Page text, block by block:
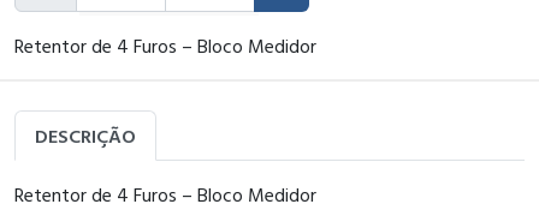
Retentor de 4 Furos – Bloco Medidor
DESCRIÇÃO
Retentor de 4 Furos – Bloco Medidor